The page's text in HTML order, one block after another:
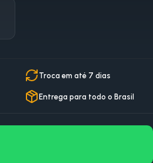
Troca em até 7 dias
Entrega para todo o Brasil